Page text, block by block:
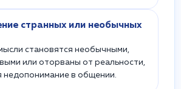
странных или необычных
становятся необычными,
или оторваны от реальности,
недопонимание в общении.